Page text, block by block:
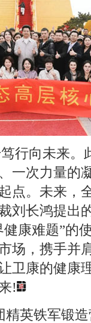
行向未来。
一次力量的
点。未来，
刘长鸿提出
康难题”的
场，携手并
卫康的健康
!
精英铁军锻